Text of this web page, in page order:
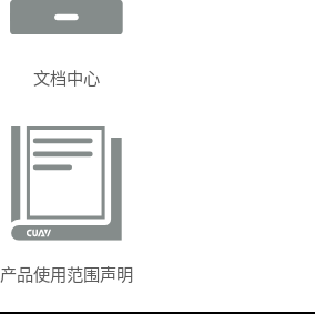
文档中心
产品使用范围声明